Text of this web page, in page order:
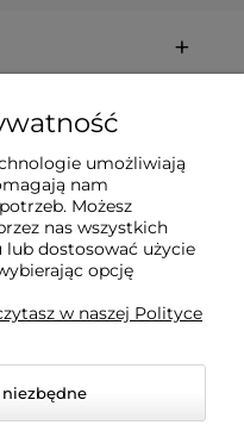
umożliwiają
nam
Możesz
nas wszystkich
dostosować użycie
opcję
w naszej Polityce